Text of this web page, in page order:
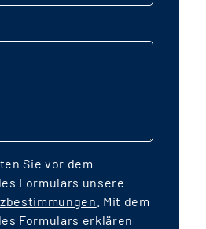
Sie vor dem
Formulars unsere
. Mit dem
Formulars erklären